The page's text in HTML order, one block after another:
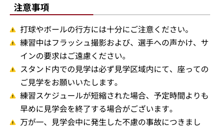
注意事項
打球やボールの行方には十分にご注意ください。
練習中はフラッシュ撮影および、選手への声かけ、サ
インの要求はご遠慮ください。
スタンド内での見学は必ず見学区域内にて、座っての
ご見学をお願いいたします。
練習スケジュールが短縮された場合、予定時間よりも
早めに見学会を終了する場合がございます。
万が一、見学会中に発生した不慮の事故につきまし